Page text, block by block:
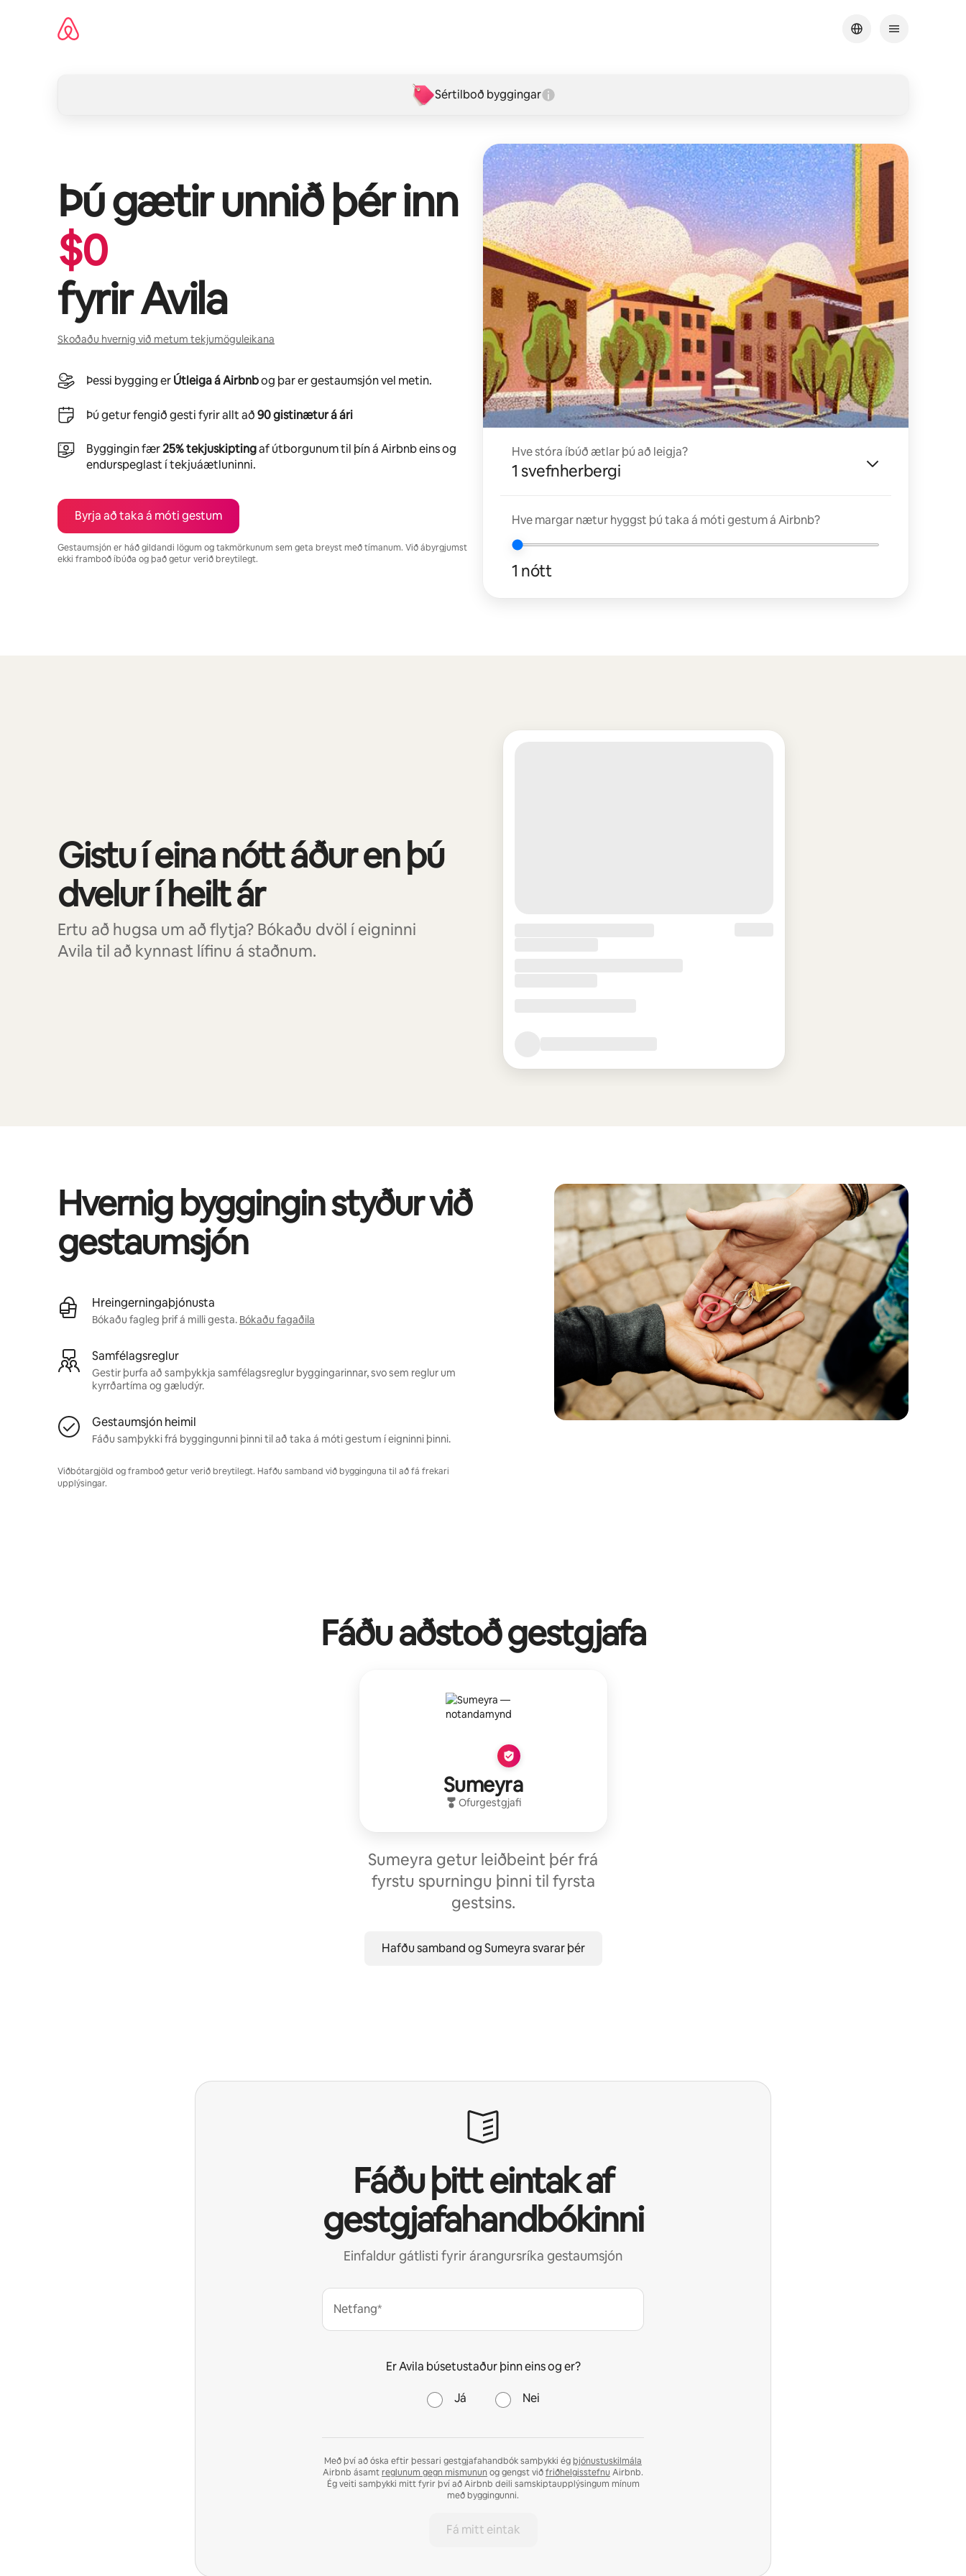
Sértilboð byggingar
Þú gætir unnið þér inn
$0
fyrirAvila
Skoðaðu hvernig við metum tekjumöguleikana
Þessi bygging erÚtleiga á Airbnbog þar er gestaumsjón vel metin.
Þú getur fengið gesti fyrir allt að90 gistinætur á ári
Byggingin fær25% tekjuskiptingaf útborgunum til þín á Airbnb eins og
endurspeglast í tekjuáætluninni.
Byrja að taka á móti gestum
Gestaumsjón er háð gildandi lögum og takmörkunum sem geta breyst með tímanum. Við ábyrgjumst
ekki framboð íbúða og það getur verið breytilegt.
Hve stóra íbúð ætlar þú að leigja?
1 svefnherbergi
Hve margar nætur hyggst þú taka á móti gestum á Airbnb?
1 nótt
Gistu í eina nótt áður en þú
dvelur í heilt ár
Ertu að hugsa um að flytja? Bókaðu dvöl í eigninni
Avila til að kynnast lífinu á staðnum.
Hvernig byggingin styður við
gestaumsjón
Hreingerningaþjónusta
Bókaðu fagleg þrif á milli gesta. Bókaðu fagaðila
Samfélagsreglur
Gestir þurfa að samþykkja samfélagsreglur byggingarinnar, svo sem reglur um
kyrrðartíma og gæludýr.
Gestaumsjón heimil
Fáðu samþykki frá byggingunni þinni til að taka á móti gestum í eigninni þinni.
Viðbótargjöld og framboð getur verið breytilegt. Hafðu samband við bygginguna til að fá frekari
upplýsingar.
Fáðu aðstoð gestgjafa
Sumeyra
Ofurgestgjafi
Sumeyra getur leiðbeint þér frá
fyrstu spurningu þinni til fyrsta
gestsins.
Hafðu samband og Sumeyra svarar þér
Fáðu þitt eintak af
gestgjafahandbókinni
Einfaldur gátlisti fyrir árangursríka gestaumsjón
Netfang*
Er Avila búsetustaður þinn eins og er?
Já Nei
Með því að óska eftir þessari gestgjafahandbók samþykki égþjónustuskilmála
Airbnb ásamtreglunum gegn mismunun og gengst viðfriðhelgisstefnu Airbnb.
Ég veiti samþykki mitt fyrir því að Airbnb deili samskiptaupplýsingum mínum
með byggingunni.
Fá mitt eintak